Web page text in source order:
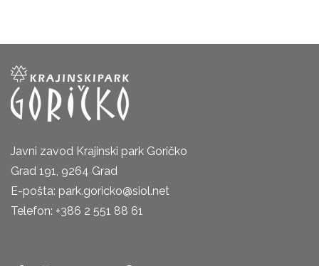
Javni zavod Krajinski park Goričko
Grad 191, 9264 Grad
E-pošta: park.goricko@siol.net
Telefon: +386 2 551 88 61